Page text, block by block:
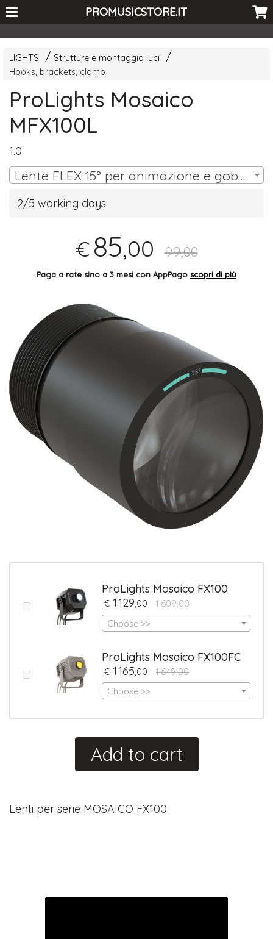
<-- Curio's GSC -->PROMUSICSTORE.IT
LIGHTS
Strutture e montaggio luci
Hooks, brackets, clamp
ProLights Mosaico
MFX100L
1.0
Lente FLEX 15° per animazione e gobo (#MFX100LWGN) | € 85,00
2/5 working days
€ 85,00 99,00
Paga a rate sino a 3 mesi con AppPago scopri di più
ProLights Mosaico FX100
€ 1.129,00
1.609,00
Choose >>
ProLights Mosaico FX100FC
€ 1.165 ,00
1.649,00
Choose >>
Add to cart
Lenti per serie MOSAICO FX100